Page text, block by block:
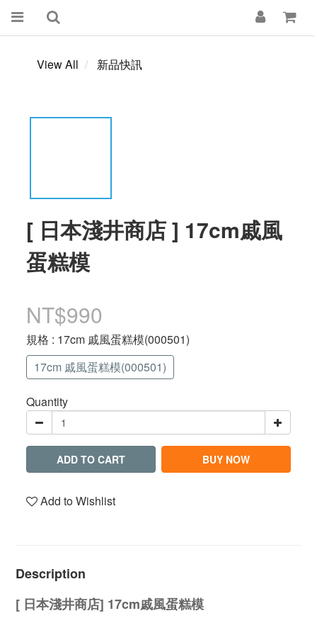
View All 新品快訊
[ 日本淺井商店 ] 17cm戚風
蛋糕模
NT$990
規格 : 17cm 戚風蛋糕模(000501)
17cm 戚風蛋糕模(000501)
Quantity
ADD TO CART BUY NOW
Add to Wishlist
Description
[ 日本淺井商店] 17cm戚風蛋糕模